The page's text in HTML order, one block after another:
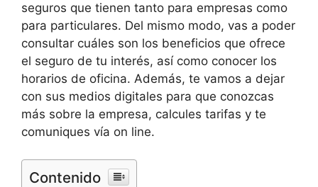
seguros que tienen tanto para empresas como
para particulares. Del mismo modo, vas a poder
consultar cuáles son los beneficios que ofrece
el seguro de tu interés, así como conocer los
horarios de oficina. Además, te vamos a dejar
con sus medios digitales para que conozcas
más sobre la empresa, calcules tarifas y te
comuniques vía on line.
Contenido